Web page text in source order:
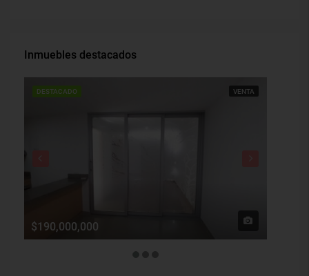
Inmuebles destacados
DESTACADO VENTA
$190,000,000